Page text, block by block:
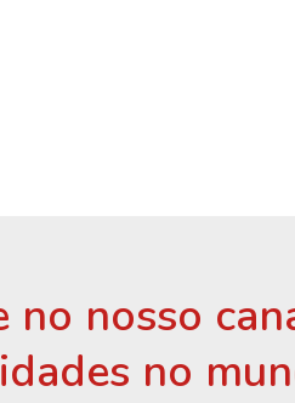
no nosso
no